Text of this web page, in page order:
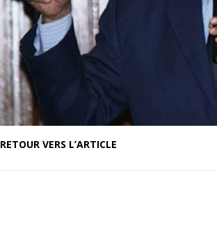
RETOUR VERS L’ARTICLE